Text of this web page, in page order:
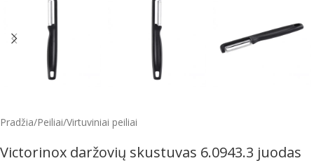
Pradžia/Peiliai/Virtuviniai peiliai
Victorinox daržovių skustuvas 6.0943.3 juodas